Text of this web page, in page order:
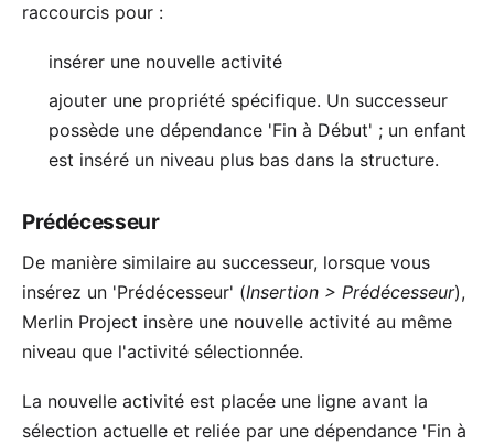
raccourcis pour :
insérer une nouvelle activité
ajouter une propriété spécifique. Un successeur
possède une dépendance 'Fin à Début' ; un enfant
est inséré un niveau plus bas dans la structure.
Prédécesseur
De manière similaire au successeur, lorsque vous
insérez un 'Prédécesseur' (Insertion > Prédécesseur),
Merlin Project insère une nouvelle activité au même
niveau que l'activité sélectionnée.
La nouvelle activité est placée une ligne avant la
sélection actuelle et reliée par une dépendance 'Fin à